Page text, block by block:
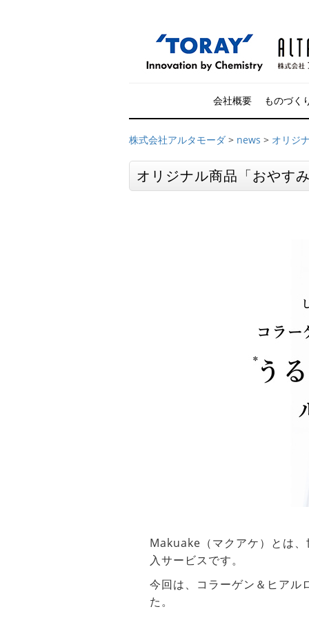
会社概要 ものづく
株式会社アルタモーダ > news > オリジ
オリジナル商品「おやす
Makuake（マクアケ）とは
入サービスです。
今回は、コラーゲン＆ヒアル
た。